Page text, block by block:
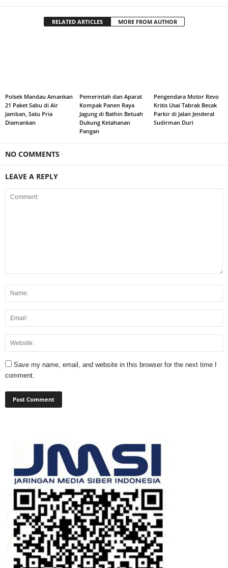
RELATED ARTICLES MORE FROM AUTHOR
Polsek Mandau Amankan
21 Paket Sabu di Air
Jamban, Satu Pria
Diamankan
Pemerintah dan Aparat
Kompak Panen Raya
Jagung di Bathin Betuah
Dukung Ketahanan
Pangan
Pengendara Motor Revo
Kritis Usai Tabrak Becak
Parkir di Jalan Jenderal
Sudirman Duri
NO COMMENTS
LEAVE A REPLY
Save my name, email, and website in this browser for the next time I
comment.